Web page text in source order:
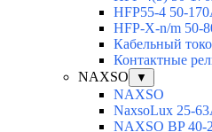
HFP55-4 50-
HFP-X-n/m 50-
Кабельный
Контактные
NAXSO
▼
NAXSO
NaxsoLux 25-
NAXSO BP 40-